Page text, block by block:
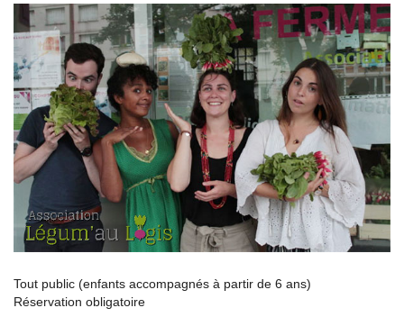
Tout public (enfants accompagnés à partir de 6 ans)
Réservation obligatoire